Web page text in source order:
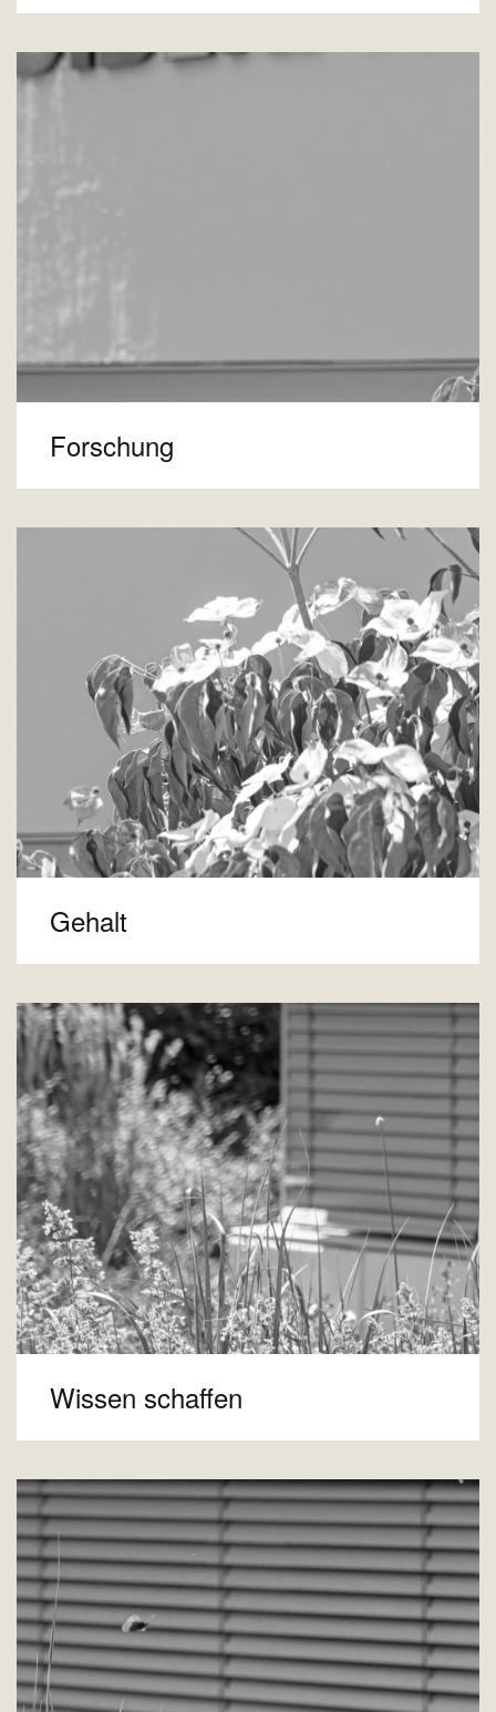
Forschung
Gehalt
Wissen schaffen